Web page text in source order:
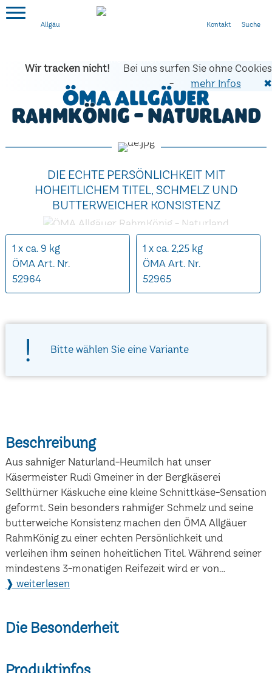
Allgäu
Wir tracken nicht!
Bei uns surfen Sie ohne Cookies
-
mehr Infos ✖
ÖMA Allgäuer
RahmKönig - Naturland
DIE ECHTE PERSÖNLICHKEIT MIT
HOHEITLICHEM TITEL, SCHMELZ UND
BUTTERWEICHER KONSISTENZ
1 x ca. 9 kg
ÖMA Art. Nr.
52964
1 x ca. 2,25 kg
ÖMA Art. Nr.
52965
Bitte wählen Sie eine Variante
Beschreibung
Aus sahniger Naturland-Heumilch hat unser
Käsermeister Rudi Gmeiner in der Bergkäserei
Sellthürner Käskuche eine kleine Schnittkäse-Sensation
geformt. Sein besonders rahmiger Schmelz und seine
butterweiche Konsistenz machen den ÖMA Allgäuer
RahmKönig zu einer echten Persönlichkeit und
verleihen ihm seinen hoheitlichen Titel. Während seiner
mindestens 3-monatigen Reifezeit wird er von...
❱ weiterlesen
Die Besonderheit